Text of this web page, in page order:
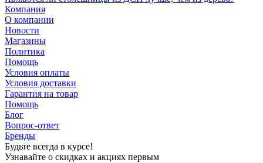
Компания
О компании
Новости
Магазины
Политика
Помощь
Условия оплаты
Условия доставки
Гарантия на товар
Помощь
Блог
Вопрос-ответ
Бренды
Будьте всегда в курсе!
Узнавайте о скидках и акциях первым